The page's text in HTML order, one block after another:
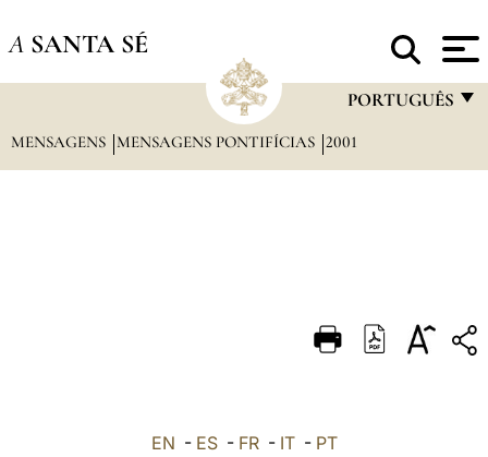
A SANTA SÉ
PORTUGUÊS
FRANÇAIS
DEUTSCH
MENSAGENS MENSAGENS PONTIFÍCIAS 2001
EN - ES- FR- IT- PT